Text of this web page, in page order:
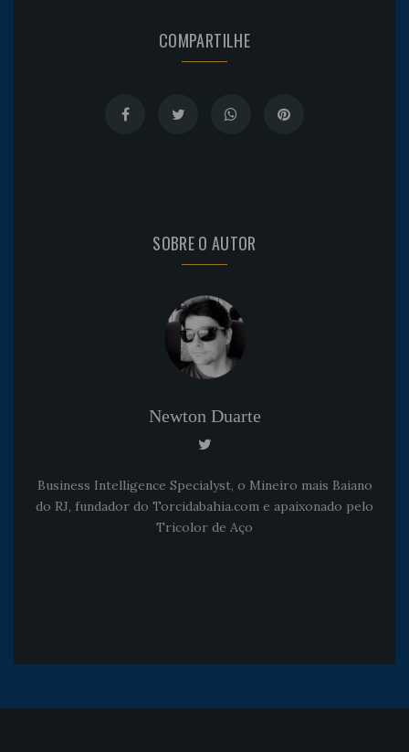
COMPARTILHE
SOBRE O AUTOR
Newton Duarte
Business Intelligence Specialyst, o Mineiro mais Baiano
do RJ, fundador do Torcidabahia.com e apaixonado pelo
Tricolor de Aço